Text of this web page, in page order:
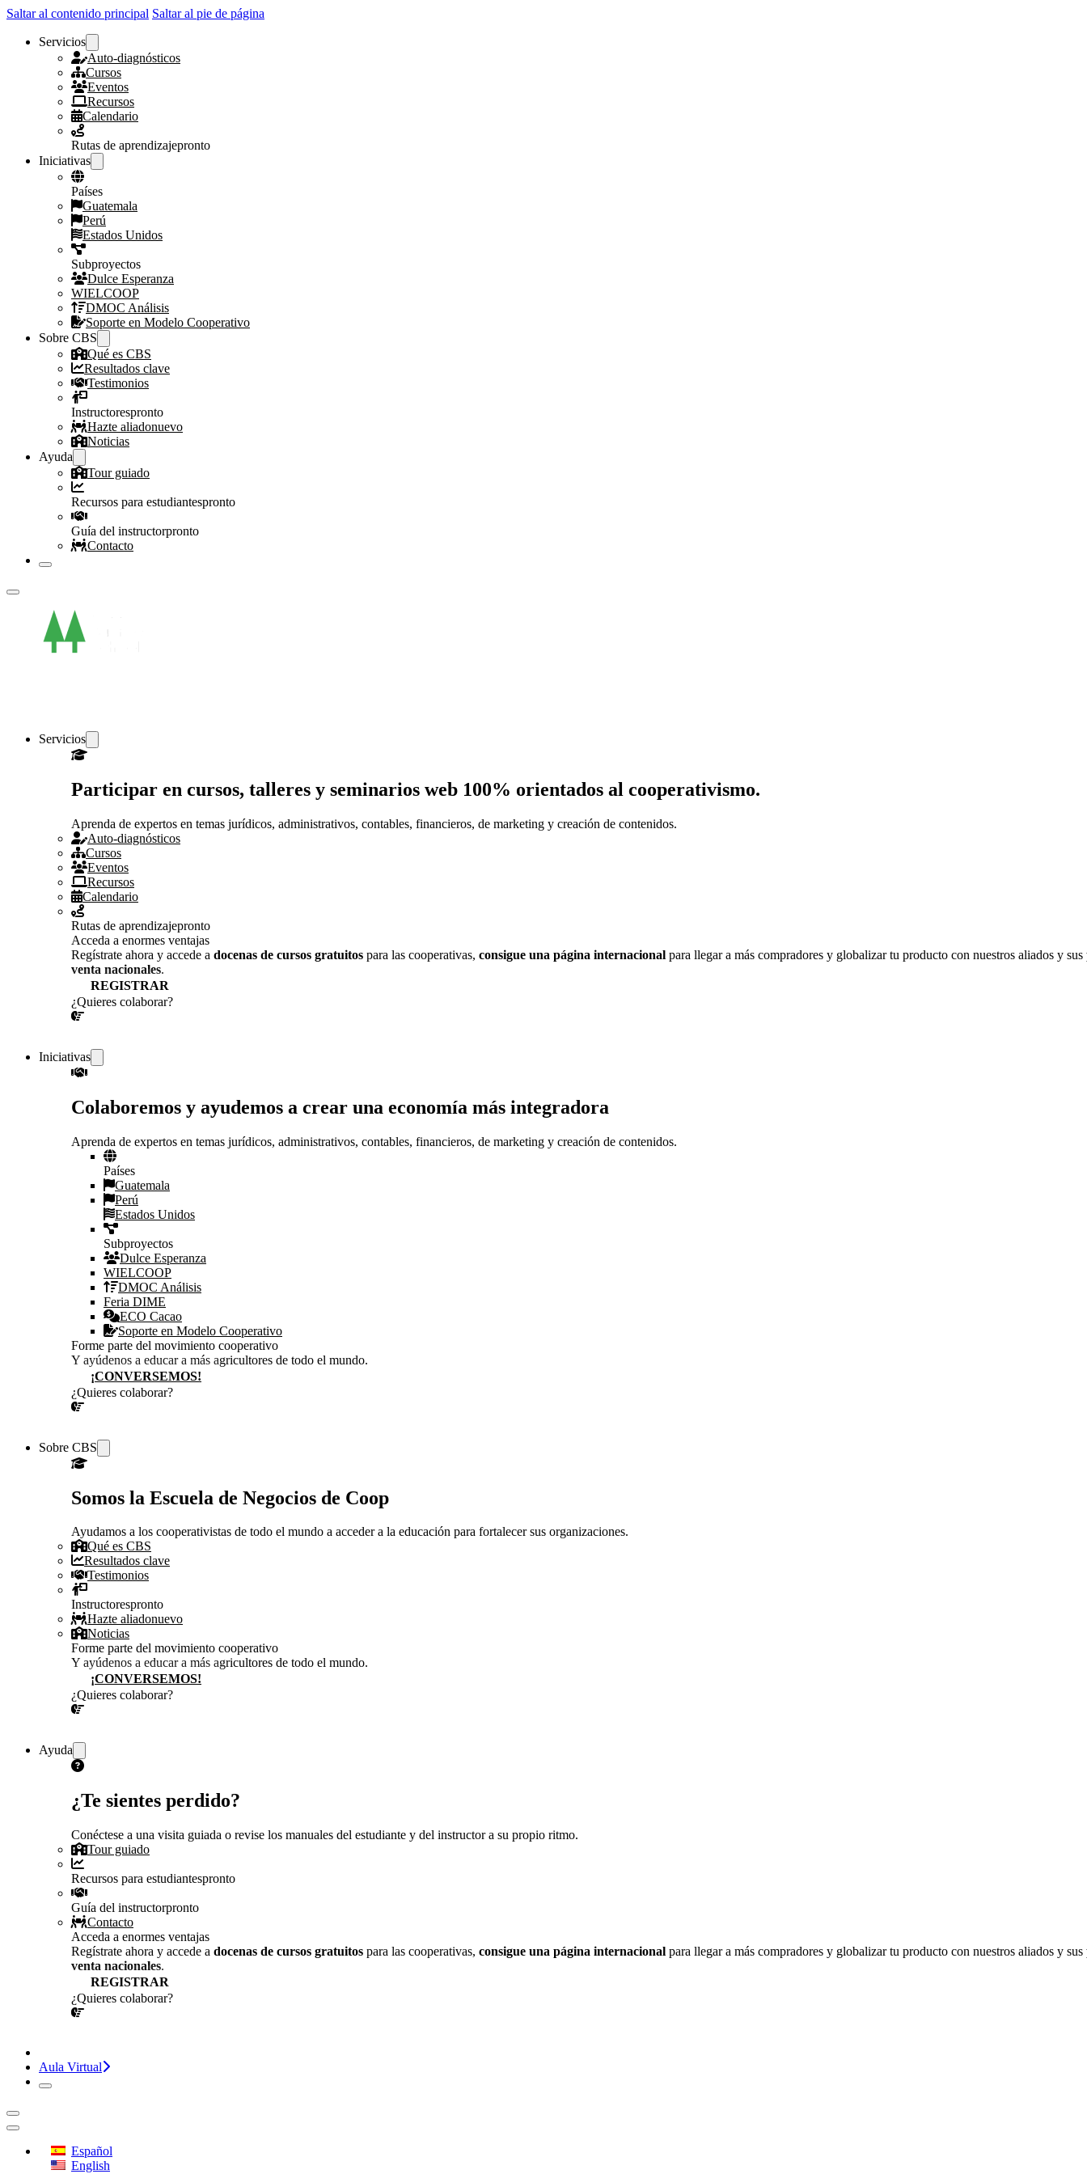
Saltar al contenido principal Saltar al pie de página
Servicios
Auto-diagnósticos
Cursos
Eventos
Recursos
Calendario
Rutas de aprendizajepronto
Iniciativas
Países
Guatemala
Perú
Estados Unidos
Subproyectos
Dulce Esperanza
WIELCOOP
DMOC Análisis
Soporte en Modelo Cooperativo
Sobre CBS
Qué es CBS
Resultados clave
Testimonios
Instructorespronto
Hazte aliadonuevo
Noticias
Ayuda
Tour guiado
Recursos para estudiantespronto
Guía del instructorpronto
Contacto
Servicios
Participar en cursos, talleres y seminarios web 100% orientados al cooperativismo.
Aprenda de expertos en temas jurídicos, administrativos, contables, financieros, de marketing y creación de contenidos.
Auto-diagnósticos
Cursos
Eventos
Recursos
Calendario
Rutas de aprendizajepronto
Acceda a enormes ventajas
Regístrate ahora y accede a docenas de cursos gratuitos para las cooperativas, consigue una página internacional para llegar a más compradores y globalizar tu producto con nuestros aliados y sus
venta nacionales.
REGISTRAR
¿Quieres colaborar?
Iniciativas
Colaboremos y ayudemos a crear una economía más integradora
Aprenda de expertos en temas jurídicos, administrativos, contables, financieros, de marketing y creación de contenidos.
Países
Guatemala
Perú
Estados Unidos
Subproyectos
Dulce Esperanza
WIELCOOP
DMOC Análisis
Feria DIME
ECO Cacao
Soporte en Modelo Cooperativo
Forme parte del movimiento cooperativo
Y ayúdenos a educar a más agricultores de todo el mundo.
¡CONVERSEMOS!
¿Quieres colaborar?
Sobre CBS
Somos la Escuela de Negocios de Coop
Ayudamos a los cooperativistas de todo el mundo a acceder a la educación para fortalecer sus organizaciones.
Qué es CBS
Resultados clave
Testimonios
Instructorespronto
Hazte aliadonuevo
Noticias
Forme parte del movimiento cooperativo
Y ayúdenos a educar a más agricultores de todo el mundo.
¡CONVERSEMOS!
¿Quieres colaborar?
Ayuda
¿Te sientes perdido?
Conéctese a una visita guiada o revise los manuales del estudiante y del instructor a su propio ritmo.
Tour guiado
Recursos para estudiantespronto
Guía del instructorpronto
Contacto
Acceda a enormes ventajas
Regístrate ahora y accede a docenas de cursos gratuitos para las cooperativas, consigue una página internacional para llegar a más compradores y globalizar tu producto con nuestros aliados y sus
venta nacionales.
REGISTRAR
¿Quieres colaborar?
Aula Virtual
Español
English